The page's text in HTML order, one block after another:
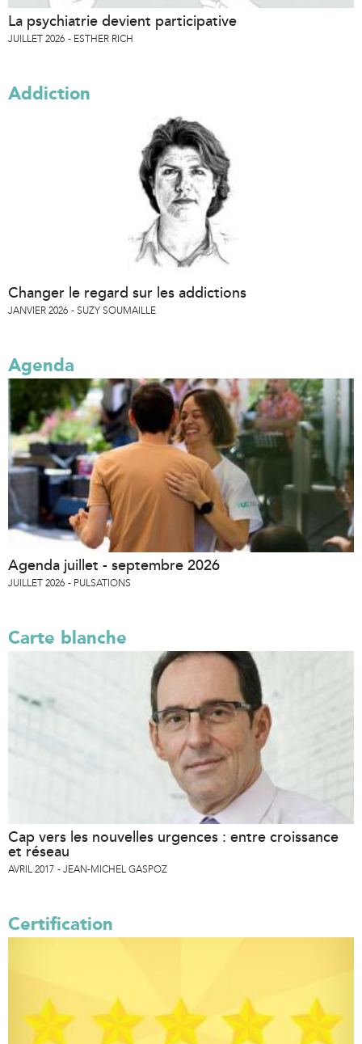
La psychiatrie devient participative
JUILLET 2026 ESTHER RICH
Addiction
Changer le regard sur les addictions
JANVIER 2026 SUZY SOUMAILLE
Agenda
Agenda juillet - septembre 2026
JUILLET 2026 PULSATIONS
Carte blanche
Cap vers les nouvelles urgences : entre croissance
et réseau
AVRIL 2017 JEAN-MICHEL GASPOZ
Certification